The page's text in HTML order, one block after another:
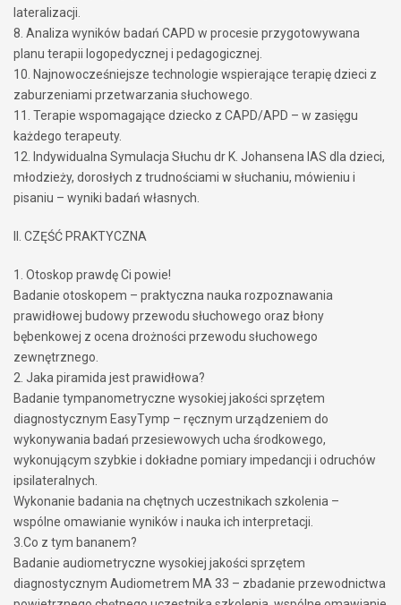
lateralizacji.
8. Analiza wyników badań CAPD w procesie przygotowywana
planu terapii logopedycznej i pedagogicznej.
10. Najnowocześniejsze technologie wspierające terapię dzieci z
zaburzeniami przetwarzania słuchowego.
11. Terapie wspomagające dziecko z CAPD/APD – w zasięgu
każdego terapeuty.
12. Indywidualna Symulacja Słuchu dr K. Johansena IAS dla dzieci,
młodzieży, dorosłych z trudnościami w słuchaniu, mówieniu i
pisaniu – wyniki badań własnych.
II. CZĘŚĆ PRAKTYCZNA
1. Otoskop prawdę Ci powie!
Badanie otoskopem – praktyczna nauka rozpoznawania
prawidłowej budowy przewodu słuchowego oraz błony
bębenkowej z ocena drożności przewodu słuchowego
zewnętrznego.
2. Jaka piramida jest prawidłowa?
Badanie tympanometryczne wysokiej jakości sprzętem
diagnostycznym EasyTymp – ręcznym urządzeniem do
wykonywania badań przesiewowych ucha środkowego,
wykonującym szybkie i dokładne pomiary impedancji i odruchów
ipsilateralnych.
Wykonanie badania na chętnych uczestnikach szkolenia –
wspólne omawianie wyników i nauka ich interpretacji.
3.Co z tym bananem?
Badanie audiometryczne wysokiej jakości sprzętem
diagnostycznym Audiometrem MA 33 – zbadanie przewodnictwa